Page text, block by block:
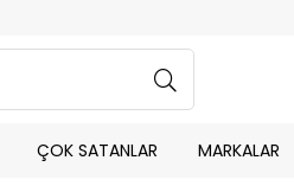
ÇOK SATANLAR MARKALAR